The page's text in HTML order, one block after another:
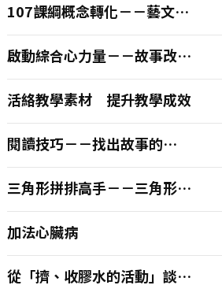
107課綱概念轉化－－藝文主
題課程的實踐
啟動綜合心力量－－故事改編
教學妙錦囊
活絡教學素材 提升教學成效
閱讀技巧－－找出故事的
5W1H
三角形拼排高手－－三角形邊
長關係
加法心臟病
從「擠、收膠水的活動」談努